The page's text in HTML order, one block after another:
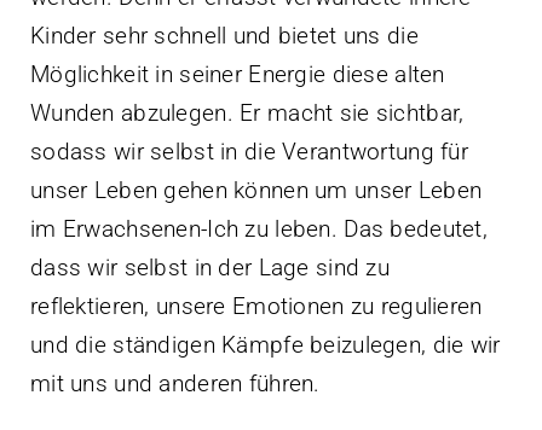
Kinder sehr schnell und bietet uns die
Möglichkeit in seiner Energie diese alten
Wunden abzulegen. Er macht sie sichtbar,
sodass wir selbst in die Verantwortung für
unser Leben gehen können um unser Leben
im Erwachsenen-Ich zu leben. Das bedeutet,
dass wir selbst in der Lage sind zu
reflektieren, unsere Emotionen zu regulieren
und die ständigen Kämpfe beizulegen, die wir
mit uns und anderen führen.